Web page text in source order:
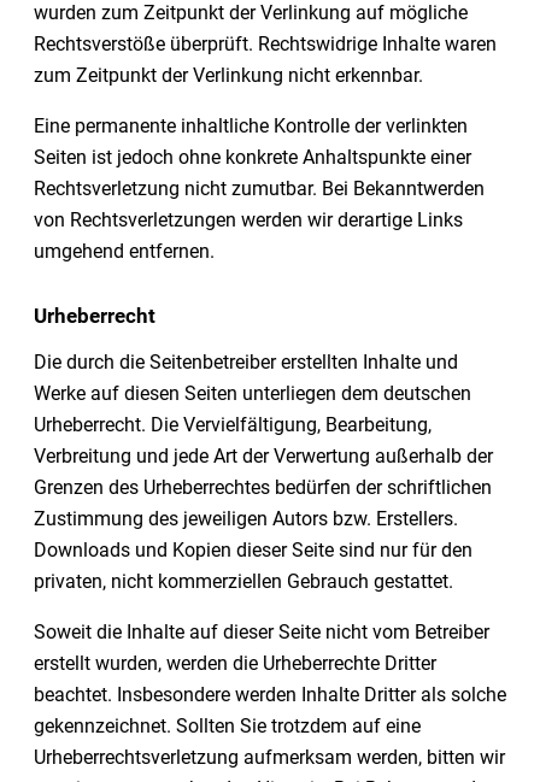
wurden zum Zeitpunkt der Verlinkung auf mögliche
Rechtsverstöße überprüft. Rechtswidrige Inhalte waren
zum Zeitpunkt der Verlinkung nicht erkennbar.
Eine permanente inhaltliche Kontrolle der verlinkten
Seiten ist jedoch ohne konkrete Anhaltspunkte einer
Rechtsverletzung nicht zumutbar. Bei Bekanntwerden
von Rechtsverletzungen werden wir derartige Links
umgehend entfernen.
Urheberrecht
Die durch die Seitenbetreiber erstellten Inhalte und
Werke auf diesen Seiten unterliegen dem deutschen
Urheberrecht. Die Vervielfältigung, Bearbeitung,
Verbreitung und jede Art der Verwertung außerhalb der
Grenzen des Urheberrechtes bedürfen der schriftlichen
Zustimmung des jeweiligen Autors bzw. Erstellers.
Downloads und Kopien dieser Seite sind nur für den
privaten, nicht kommerziellen Gebrauch gestattet.
Soweit die Inhalte auf dieser Seite nicht vom Betreiber
erstellt wurden, werden die Urheberrechte Dritter
beachtet. Insbesondere werden Inhalte Dritter als solche
gekennzeichnet. Sollten Sie trotzdem auf eine
Urheberrechtsverletzung aufmerksam werden, bitten wir